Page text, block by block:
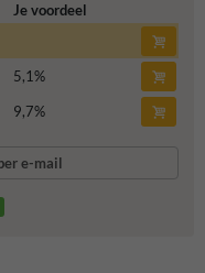
Je voordeel
5,1%
9,7%
e-mail